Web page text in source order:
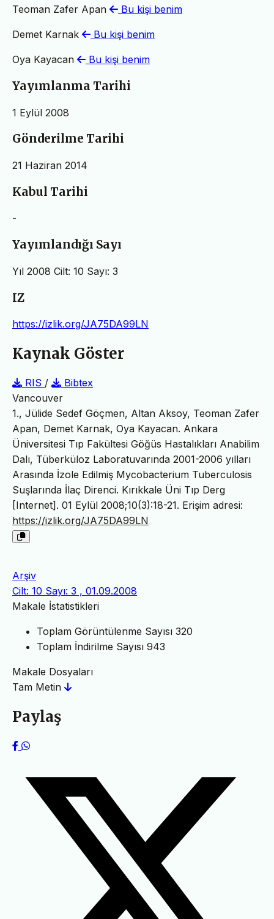
Teoman Zafer Apan Bu kişi benim
Demet Karnak Bu kişi benim
Oya Kayacan Bu kişi benim
Yayımlanma Tarihi
1 Eylül 2008
Gönderilme Tarihi
21 Haziran 2014
Kabul Tarihi
-
Yayımlandığı Sayı
Yıl 2008 Cilt: 10 Sayı: 3
IZ
https://izlik.org/JA75DA99LN
Kaynak Göster
RIS /
Bibtex
Vancouver
1., Jülide Sedef Göçmen, Altan Aksoy, Teoman Zafer
Apan, Demet Karnak, Oya Kayacan. Ankara
Üniversitesi Tıp Fakültesi Göğüs Hastalıkları Anabilim
Dalı, Tüberküloz Laboratuvarında 2001-2006 yılları
Arasında İzole Edilmiş Mycobacterium Tuberculosis
Suşlarında İlaç Direnci. Kırıkkale Üni Tıp Derg
[Internet]. 01 Eylül 2008;10(3):18-21. Erişim adresi:
https://izlik.org/JA75DA99LN
Arşiv
Cilt: 10 Sayı: 3 , 01.09.2008
Makale İstatistikleri
Toplam Görüntülenme Sayısı 320
Toplam İndirilme Sayısı 943
Makale Dosyaları
Tam Metin
Paylaş